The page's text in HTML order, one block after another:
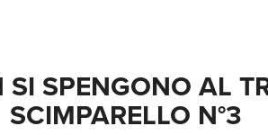
SI SPENGONO AL
SCIMPARELLO N°3